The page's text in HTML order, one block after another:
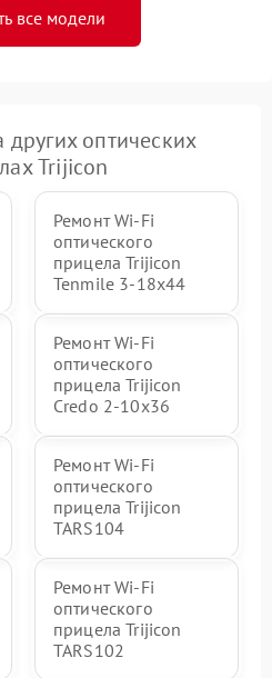
все модели
оптических
Trijicon
Ремонт Wi-Fi
оптического
прицела Trijicon
Tenmile 3-18x44
Ремонт Wi-Fi
оптического
прицела Trijicon
Credo 2-10x36
Ремонт Wi-Fi
оптического
прицела Trijicon
TARS104
Ремонт Wi-Fi
оптического
прицела Trijicon
TARS102